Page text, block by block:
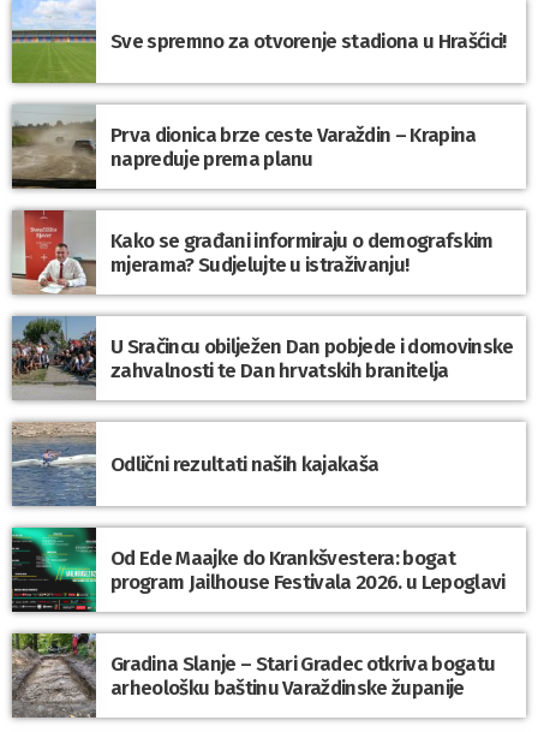
Sve spremno za otvorenje stadiona u Hrašćici!
Prva dionica brze ceste Varaždin – Krapina
napreduje prema planu
Kako se građani informiraju o demografskim
mjerama? Sudjelujte u istraživanju!
U Sračincu obilježen Dan pobjede i domovinske
zahvalnosti te Dan hrvatskih branitelja
Odlični rezultati naših kajakaša
Od Ede Maajke do Krankšvestera: bogat
program Jailhouse Festivala 2026. u Lepoglavi
Gradina Slanje – Stari Gradec otkriva bogatu
arheološku baštinu Varaždinske županije